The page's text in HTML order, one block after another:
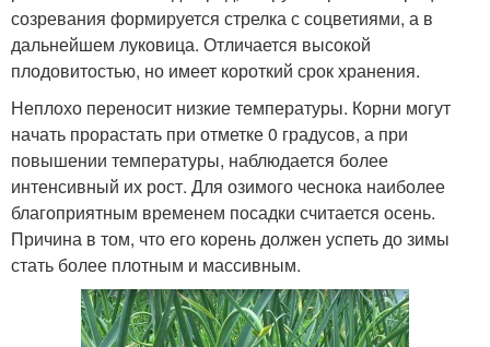
созревания формируется стрелка с соцветиями, а в
дальнейшем луковица. Отличается высокой
плодовитостью, но имеет короткий срок хранения.
Неплохо переносит низкие температуры. Корни могут
начать прорастать при отметке 0 градусов, а при
повышении температуры, наблюдается более
интенсивный их рост. Для озимого чеснока наиболее
благоприятным временем посадки считается осень.
Причина в том, что его корень должен успеть до зимы
стать более плотным и массивным.